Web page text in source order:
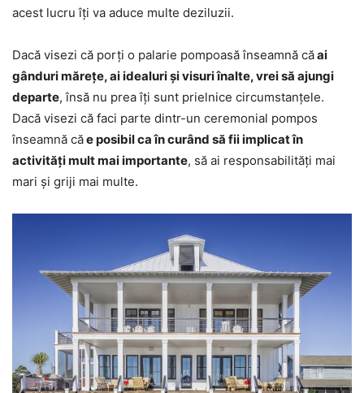
acest lucru îți va aduce multe deziluzii.
Dacă visezi că porți o palarie pompoasă înseamnă căai
gânduri mărețe, ai idealuri și visuri înalte, vrei să ajungi
departe, însă nu prea îți sunt prielnice circumstanțele.
Dacă visezi că faci parte dintr-un ceremonial pompos
înseamnă căe posibil ca în curând să fii implicat în
activități mult mai importante, să ai responsabilități mai
mari și griji mai multe.